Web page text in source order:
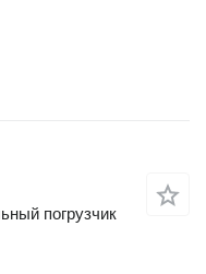
погрузчик